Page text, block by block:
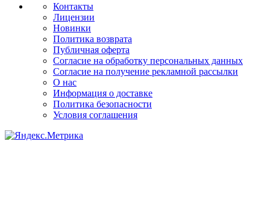
Контакты
Лицензии
Новинки
Политика возврата
Публичная оферта
Согласие на обработку персональных данных
Согласие на получение рекламной рассылки
О нас
Информация о доставке
Политика безопасности
Условия соглашения